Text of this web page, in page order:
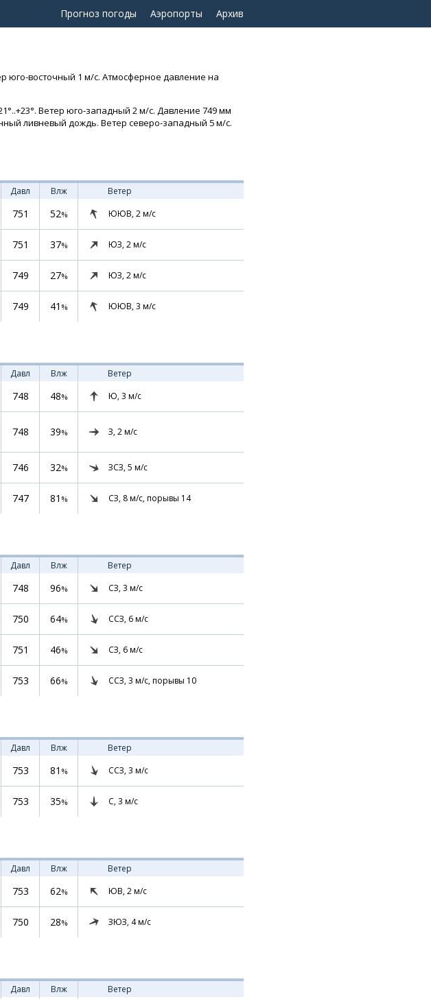
Прогноз погоды Аэропорты Архив
юго-восточный 1 м/с. Атмосферное давление на
Ветер юго-западный 2 м/с. Давление 749 мм
ливневый дождь. Ветер северо-западный 5 м/с.
Давл Влж
Ветер
751 52% ЮЮВ, 2м/с
751 37% ЮЗ, 2м/с
749 27% ЮЗ, 2м/с
749 41 % ЮЮВ, 3 м/с
Давл Влж
Ветер
748 48% Ю, 3 м/с
748 39% З, 2м/с
746 32% ЗСЗ, 5 м/с
747 81 % СЗ, 8м/с, порывы 14
Давл Влж
Ветер
748 96% СЗ, 3 м/с
750 64% ССЗ, 6м/с
751 46% СЗ, 6м/с
753 66% ССЗ, 3 м/с, порывы 10
Давл Влж
Ветер
753 81 % ССЗ, 3 м/с
753 35% С, 3 м/с
Давл Влж
Ветер
753 62% ЮВ, 2м/с
750 28% ЗЮЗ, 4м/с
Давл Влж
Ветер